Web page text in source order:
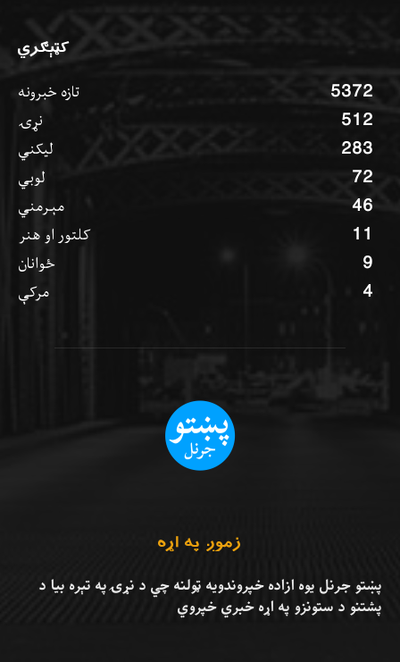
کټېګري
تازه خبرونه 5372
نړۍ 512
ليکني 283
لوبي 72
مېرمني 46
کلتور او هنر 11
ځوانان 9
مرکې 4
زموږ په اړه
پښتو جرنل يوه ازاده خپروندويه ټولنه چي د نړۍ په تېره بيا د
پشتنو د ستونزو په اړه خبري خپروي